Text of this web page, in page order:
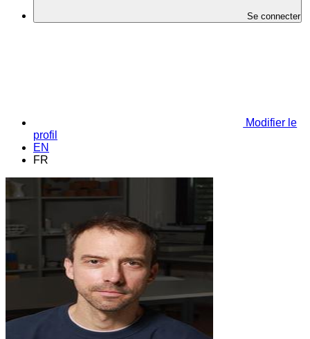
Se connecter
Modifier le
profil
EN
FR